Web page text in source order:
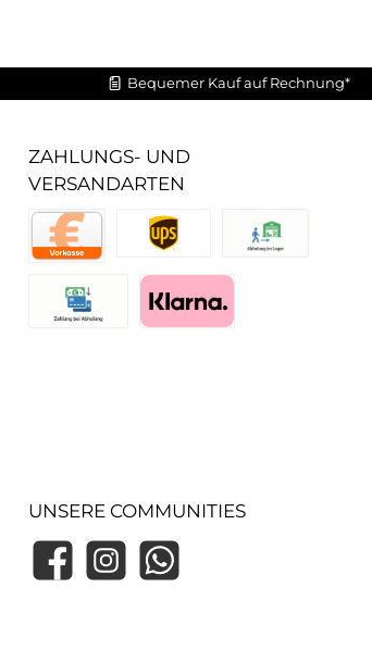
Bequemer Kauf auf Rechnung*
ZAHLUNGS- UND
VERSANDARTEN
UNSERE COMMUNITIES
FacebookInstagramWhatsApp